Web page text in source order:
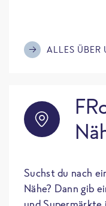
ALLES ÜBER
Suchst du nach
Nähe? Dann gib